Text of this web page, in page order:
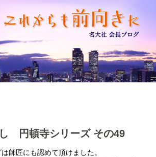
円頓寺シリーズ その49
師匠にも認めて頂けました。